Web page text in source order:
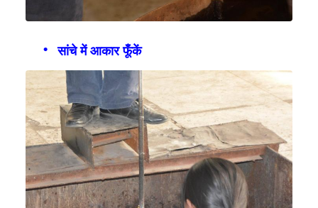
सांचे में आकार फूँकें